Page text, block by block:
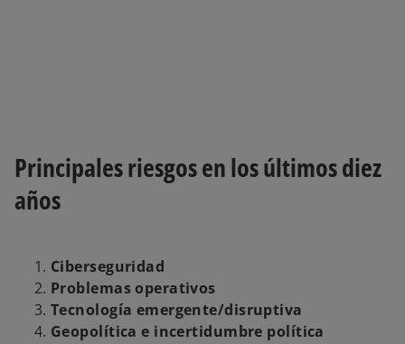
Principales riesgos en los últimos diez
años
Ciberseguridad
Problemas operativos
Tecnología emergente/disruptiva
Geopolítica e incertidumbre política